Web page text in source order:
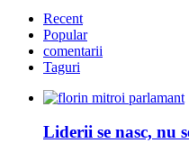
Recent
Popular
comentarii
Taguri
Liderii se nasc, nu